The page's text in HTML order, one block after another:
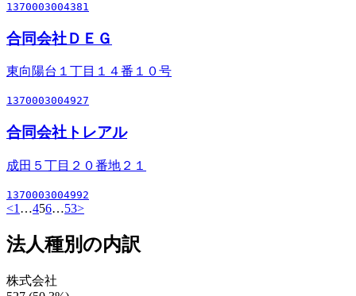
1370003004381
合同会社ＤＥＧ
東向陽台１丁目１４番１０号
1370003004927
合同会社トレアル
成田５丁目２０番地２１
1370003004992
<1 …456…53>
法人種別の内訳
株式会社